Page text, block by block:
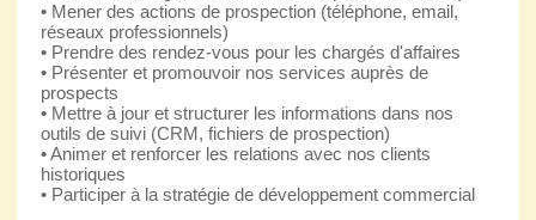
• Mener des actions de prospection (téléphone, email,
réseaux professionnels)
• Prendre des rendez-vous pour les chargés d'affaires
• Présenter et promouvoir nos services auprès de
prospects
• Mettre à jour et structurer les informations dans nos
outils de suivi (CRM, fichiers de prospection)
• Animer et renforcer les relations avec nos clients
historiques
• Participer à la stratégie de développement commercial